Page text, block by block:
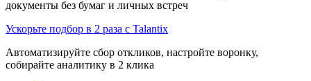
документы без бумаг и личных встреч
Ускорьте подбор в 2 раза с Talantix
Автоматизируйте сбор откликов, настройте воронку,
собирайте аналитику в 2 клика